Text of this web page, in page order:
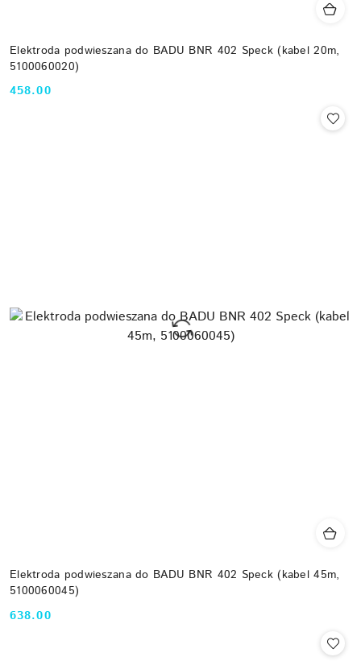
Elektroda podwieszana do BADU BNR 402 Speck (kabel 20m,
5100060020)
Cena:
458.00
Elektroda podwieszana do BADU BNR 402 Speck (kabel 45m,
5100060045)
Cena:
638.00